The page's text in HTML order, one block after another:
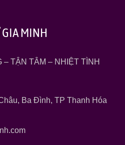
GIA MINH
TẬN TÂM – NHIỆT TÌNH
Ba Đình, TP Thanh Hóa